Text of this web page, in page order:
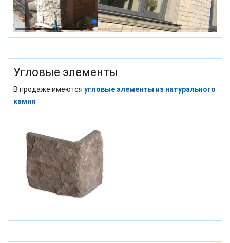
Угловые элементы
В продаже имеются угловые элементы из натурального
камня